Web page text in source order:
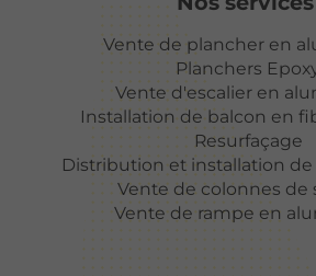
Vente de plancher en
Planchers
Vente d'escalier en
Installation de balcon en
Resurfaçage
Distribution et installation de
Vente de colonnes de
Vente de rampe en